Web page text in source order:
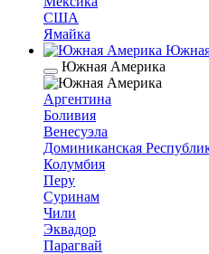
США
Ямайка
Южная Америка
Аргентина
Боливия
Венесуэла
Доминиканская
Колумбия
Перу
Суринам
Чили
Эквадор
Парагвай